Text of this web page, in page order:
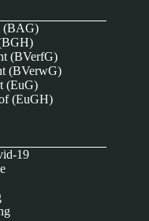
(BAG)
(BVerfG)
(BVerwG)
(EuG)
(EuGH)
19